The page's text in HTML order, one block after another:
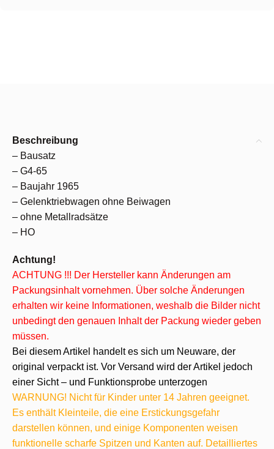
Beschreibung
– Bausatz
– G4-65
– Baujahr 1965
– Gelenktriebwagen ohne Beiwagen
– ohne Metallradsätze
– HO
Achtung!
ACHTUNG !!! Der Hersteller kann Änderungen am
Packungsinhalt vornehmen. Über solche Änderungen
erhalten wir keine Informationen, weshalb die Bilder nicht
unbedingt den genauen Inhalt der Packung wieder geben
müssen.
Bei diesem Artikel handelt es sich um Neuware, der
original verpackt ist. Vor Versand wird der Artikel jedoch
einer Sicht – und Funktionsprobe unterzogen
WARNUNG! Nicht für Kinder unter 14 Jahren geeignet.
Es enthält Kleinteile, die eine Erstickungsgefahr
darstellen können, und einige Komponenten weisen
funktionelle scharfe Spitzen und Kanten auf. Detailliertes